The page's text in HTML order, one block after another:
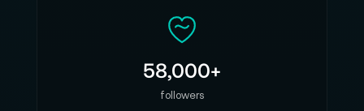
58,000+
followers